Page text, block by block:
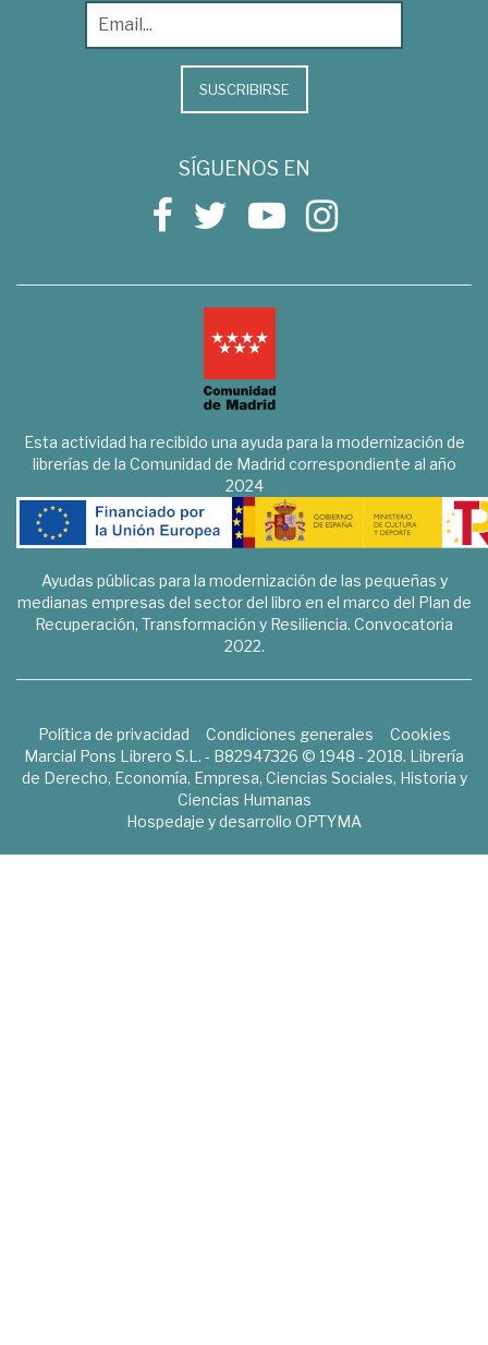
SUSCRIBIRSE
SÍGUENOS EN
Esta actividad ha recibido una ayuda para la modernización de
librerías de la Comunidad de Madrid correspondiente al año
2024
Ayudas públicas para la modernización de las pequeñas y
medianas empresas del sector del libro en el marco del Plan de
Recuperación, Transformación y Resiliencia. Convocatoria
2022.
Política de privacidad Condiciones generales
Cookies
Marcial Pons Librero S.L. - B82947326 © 1948 - 2018. Librería
de Derecho, Economía, Empresa, Ciencias Sociales, Historia y
Ciencias Humanas
Hospedaje y desarrollo OPTYMA